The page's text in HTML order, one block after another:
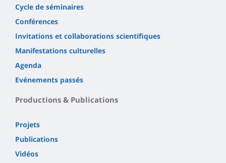
Cycle de séminaires
Conférences
Invitations et collaborations scientifiques
Manifestations culturelles
Agenda
Evénements passés
Productions & Publications
Projets
Publications
Vidéos